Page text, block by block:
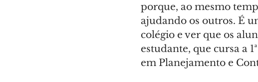
porque, ao mesmo
ajudando os outros. É
colégio e ver que os
estudante, que cursa a
em Planejamento e